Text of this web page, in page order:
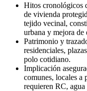
Hitos cronológicos
de vivienda
tejido vecinal,
urbana y mejora de
Patrimonio y
residenciales,
polo cotidiano.
Implicación
comunes, locales a
requieren RC,